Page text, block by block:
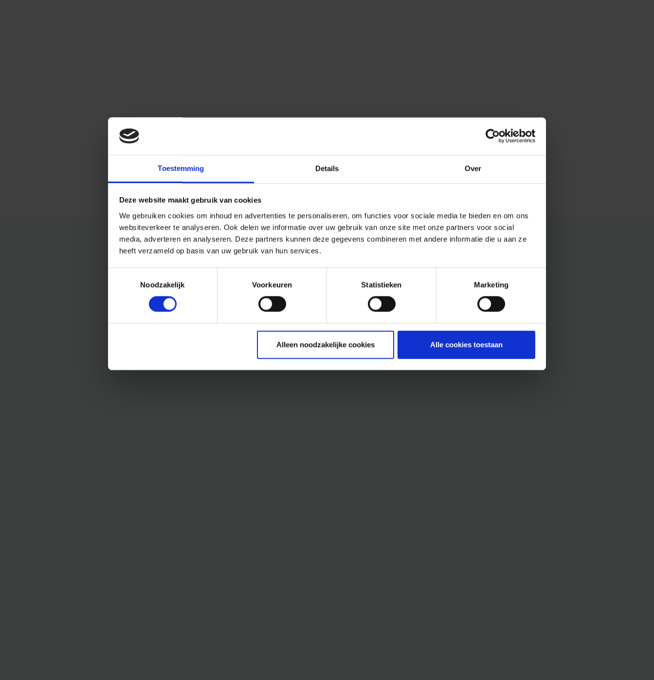
Toestemming Details Over
Deze website maakt gebruik van cookies
We gebruiken cookies om inhoud en advertenties te personaliseren, om functies voor sociale media te bieden en om ons
websiteverkeer te analyseren. Ook delen we informatie over uw gebruik van onze site met onze partners voor social
media, adverteren en analyseren. Deze partners kunnen deze gegevens combineren met andere informatie die u aan ze
heeft verzameld op basis van uw gebruik van hun services.
Noodzakelijk
Voorkeuren Statistieken Marketing
Alleen noodzakelijke cookies Alle cookies toestaan